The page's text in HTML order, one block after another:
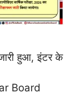
हुआ, इंटर के
Board